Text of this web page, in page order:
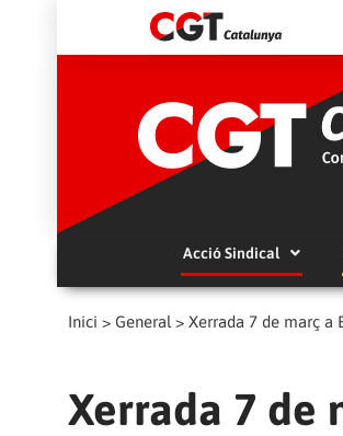
Acció Sindical
Inici > General > Xerrada 7 de març a
Xerrada 7 de